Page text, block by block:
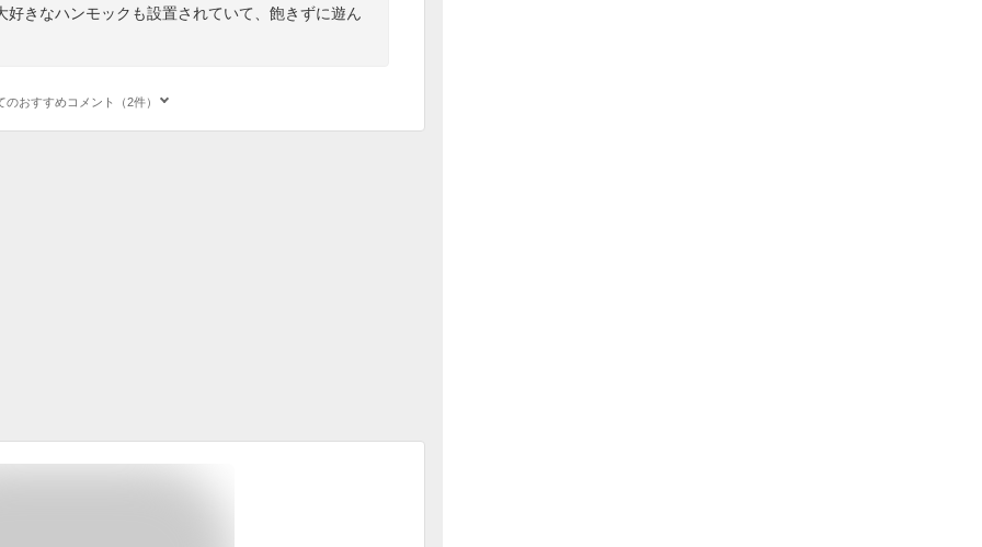
好きなハンモックも設置されていて、飽きずに遊ん
のおすすめコメント（2件）